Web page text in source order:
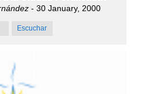
- 30 January, 2000
Escuchar